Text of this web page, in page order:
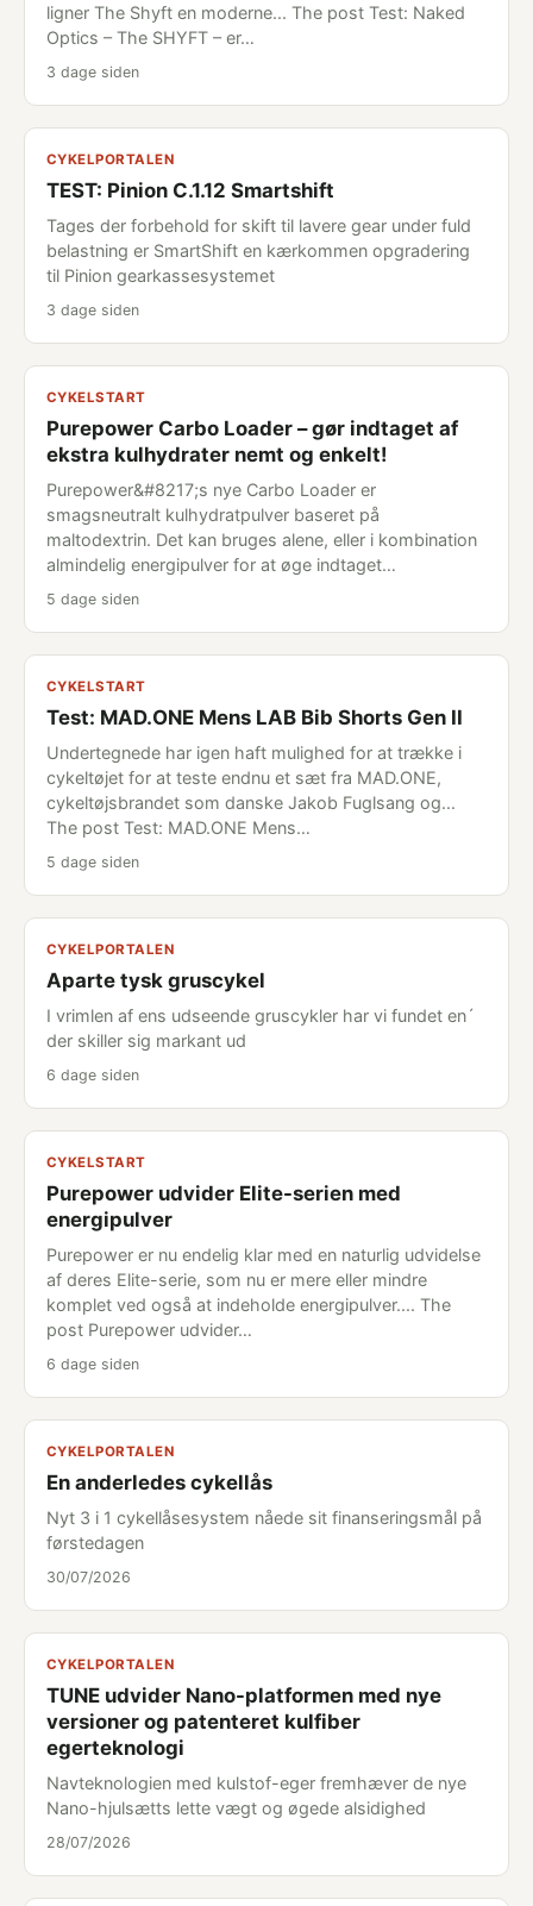
ligner The Shyft en moderne... The post Test: Naked
Optics – The SHYFT – er…
3 dage siden
CYKELPORTALEN
TEST: Pinion C.1.12 Smartshift
Tages der forbehold for skift til lavere gear under fuld
belastning er SmartShift en kærkommen opgradering
til Pinion gearkassesystemet
3 dage siden
CYKELSTART
Purepower Carbo Loader – gør indtaget af
ekstra kulhydrater nemt og enkelt!
Purepower&#8217;s nye Carbo Loader er
smagsneutralt kulhydratpulver baseret på
maltodextrin. Det kan bruges alene, eller i kombination
almindelig energipulver for at øge indtaget…
5 dage siden
CYKELSTART
Test: MAD.ONE Mens LAB Bib Shorts Gen II
Undertegnede har igen haft mulighed for at trække i
cykeltøjet for at teste endnu et sæt fra MAD.ONE,
cykeltøjsbrandet som danske Jakob Fuglsang og...
The post Test: MAD.ONE Mens…
5 dage siden
CYKELPORTALEN
Aparte tysk gruscykel
I vrimlen af ens udseende gruscykler har vi fundet en´
der skiller sig markant ud
6 dage siden
CYKELSTART
Purepower udvider Elite-serien med
energipulver
Purepower er nu endelig klar med en naturlig udvidelse
af deres Elite-serie, som nu er mere eller mindre
komplet ved også at indeholde energipulver.... The
post Purepower udvider…
6 dage siden
CYKELPORTALEN
En anderledes cykellås
Nyt 3 i 1 cykellåsesystem nåede sit finanseringsmål på
førstedagen
30/07/2026
CYKELPORTALEN
TUNE udvider Nano-platformen med nye
versioner og patenteret kulfiber
egerteknologi
Navteknologien med kulstof-eger fremhæver de nye
Nano-hjulsætts lette vægt og øgede alsidighed
28/07/2026